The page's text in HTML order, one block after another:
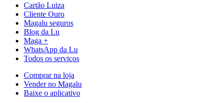
Cartão Luiza
Cliente Ouro
Magalu seguros
Blog da Lu
Maga +
WhatsApp da Lu
Todos os serviços
Comprar na loja
Vender no Magalu
Baixe o aplicativo